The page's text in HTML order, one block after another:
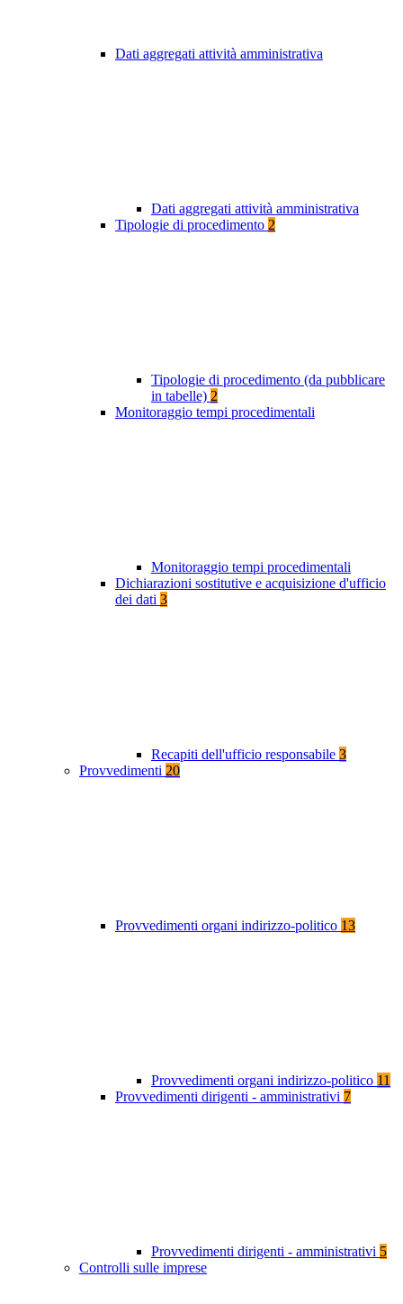
Dati aggregati attività amministrativa
Dati aggregati attività amministrativa
Tipologie di procedimento 2
Tipologie di procedimento (da pubblicare
in tabelle) 2
Monitoraggio tempi procedimentali
Monitoraggio tempi procedimentali
Dichiarazioni sostitutive e acquisizione d'ufficio
dei dati 3
Recapiti dell'ufficio responsabile 3
Provvedimenti 20
Provvedimenti organi indirizzo-politico 13
Provvedimenti organi indirizzo-politico 11
Provvedimenti dirigenti - amministrativi 7
Provvedimenti dirigenti - amministrativi 5
Controlli sulle imprese